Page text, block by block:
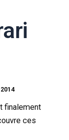
finalement
ces